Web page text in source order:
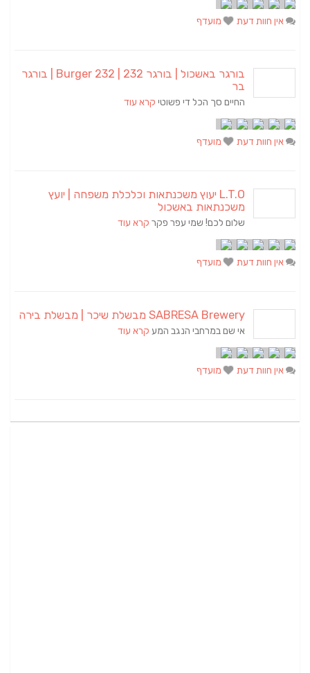
אין חוות דעת מועדף
בורגר באשכול | בורגר 232 | Burger 232 | בורגר
בר
החיים סך הכל די פשוטי קרא עוד
אין חוות דעת מועדף
L.T.O יעוץ משכנתאות וכלכלת משפחה | יועץ
משכנתאות באשכול
שלום לכם! שמי עפר פקר קרא עוד
אין חוות דעת מועדף
SABRESA Brewery מבשלת שיכר | מבשלת בירה
אי שם במרחבי הנגב המע קרא עוד
אין חוות דעת מועדף